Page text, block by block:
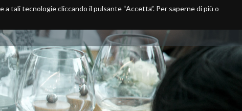
tali tecnologie cliccando il pulsante “Accetta”. Per saperne di più o